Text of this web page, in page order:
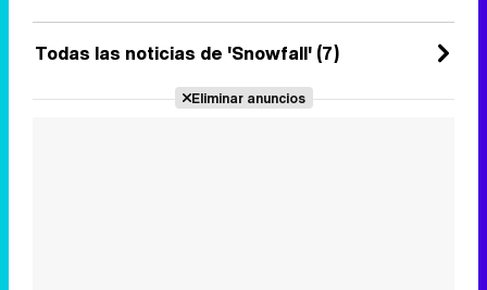
Todas las noticias de 'Snowfall' (7)
Eliminar anuncios